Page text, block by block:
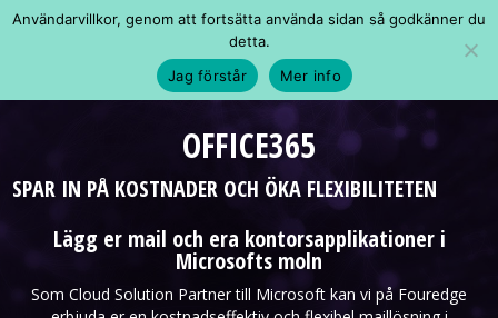
OFFICE365
SPAR IN PÅ KOSTNADER OCH ÖKA FLEXIBILITETEN
Lägg er mail och era kontorsapplikationer i
Microsofts moln
Som Cloud Solution Partner till Microsoft kan vi på Fouredge
Användarvillkor, genom att fortsätta använda sidan så godkänner du
detta.
Jag förstår
Mer info